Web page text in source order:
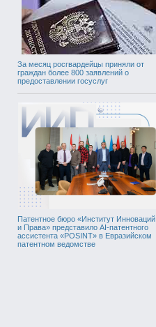
За месяц росгвардейцы приняли от
граждан более 800 заявлений о
предоставлении госуслуг
Патентное бюро «Институт Инноваций
и Права» представило AI-патентного
ассистента «POSINT» в Евразийском
патентном ведомстве